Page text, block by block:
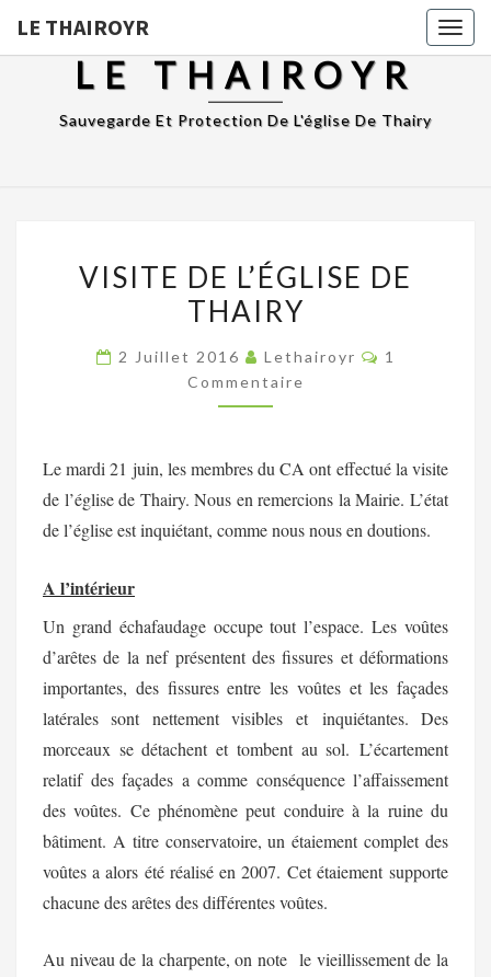
LE THAIROYR
LE THAIROYR
Sauvegarde Et Protection De L'église De Thairy
DE
L’ÉGLISE
THAIRY
VISITE DE L’ÉGLISE DE
THAIRY
2 Juillet 2016 Lethairoyr
1
Commentaire
Le mardi 21 juin, les membres du CA ont effectué la visite
de l’église de Thairy. Nous en remercions la Mairie. L’état
de l’église est inquiétant, comme nous nous en doutions.
A l’intérieur
Un grand échafaudage occupe tout l’espace. Les voûtes
d’arêtes de la nef présentent des fissures et déformations
importantes, des fissures entre les voûtes et les façades
latérales sont nettement visibles et inquiétantes. Des
morceaux se détachent et tombent au sol. L’écartement
relatif des façades a comme conséquence l’affaissement
des voûtes. Ce phénomène peut conduire à la ruine du
bâtiment. A titre conservatoire, un étaiement complet des
voûtes a alors été réalisé en 2007. Cet étaiement supporte
chacune des arêtes des différentesvoûtes.
Au niveau de la charpente, on note le vieillissement de la